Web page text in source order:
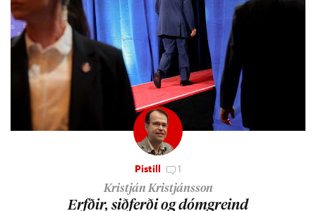
Pistill 1
Kristján Kristjánsson
Erfð­ir, sið­ferði og dómgreind